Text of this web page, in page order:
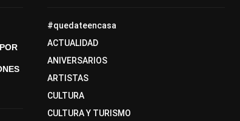
#quedateencasa
ACTUALIDAD
ANIVERSARIOS
ARTISTAS
CULTURA
CULTURA Y TURISMO